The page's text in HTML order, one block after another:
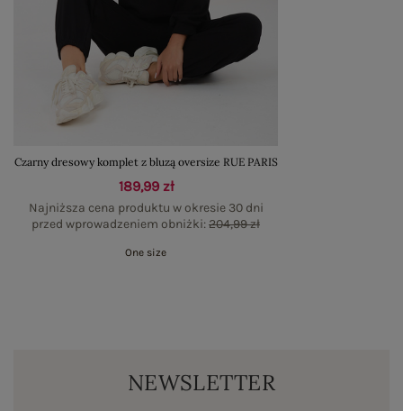
Czarny dresowy komplet z bluzą oversize RUE PARIS
189,99 zł
Najniższa cena produktu w okresie 30 dni
przed wprowadzeniem obniżki:204,99 zł
One size
NEWSLETTER